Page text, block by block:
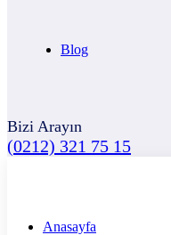
Blog
Bizi Arayın
(0212) 321 75 15
Anasayfa